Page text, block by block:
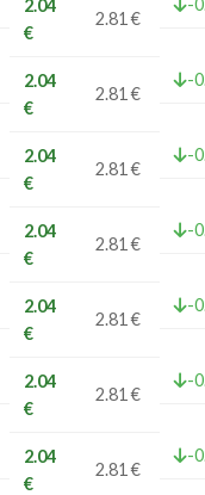
2.04
€
2.81 €
-
2.04
€
2.81 €
-
2.04
€
2.81 €
-
2.04
€
2.81 €
-
2.04
€
2.81 €
-
2.04
€
2.81 €
-
2.04
€
2.81 €
-